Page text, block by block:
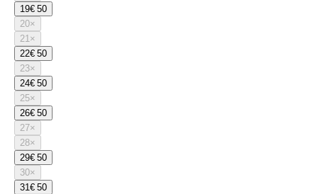
19€ 50
20×
21×
22€ 50
23×
24€ 50
25×
26€ 50
27×
28×
29€ 50
30×
31€ 50